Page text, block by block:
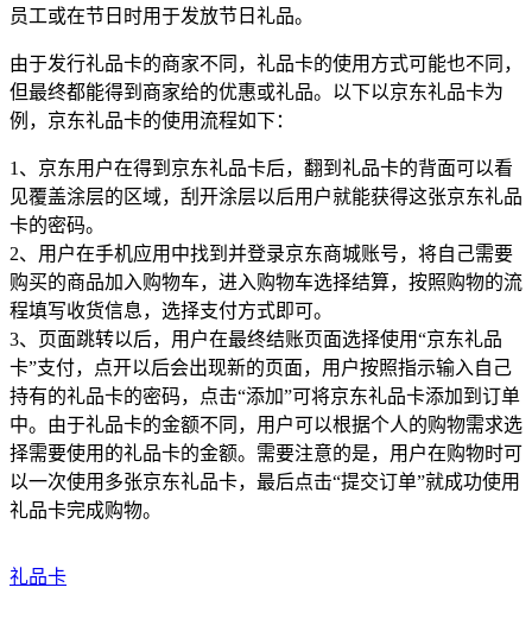
员工或在节日时用于发放节日礼品。
由于发行礼品卡的商家不同，礼品卡的使用方式可能也不同，
但最终都能得到商家给的优惠或礼品。以下以京东礼品卡为
例，京东礼品卡的使用流程如下：
1、京东用户在得到京东礼品卡后，翻到礼品卡的背面可以看
见覆盖涂层的区域，刮开涂层以后用户就能获得这张京东礼品
卡的密码。
2、用户在手机应用中找到并登录京东商城账号，将自己需要
购买的商品加入购物车，进入购物车选择结算，按照购物的流
程填写收货信息，选择支付方式即可。
3、页面跳转以后，用户在最终结账页面选择使用“京东礼品
卡”支付，点开以后会出现新的页面，用户按照指示输入自己
持有的礼品卡的密码，点击“添加”可将京东礼品卡添加到订单
中。由于礼品卡的金额不同，用户可以根据个人的购物需求选
择需要使用的礼品卡的金额。需要注意的是，用户在购物时可
以一次使用多张京东礼品卡，最后点击“提交订单”就成功使用
礼品卡完成购物。
礼品卡